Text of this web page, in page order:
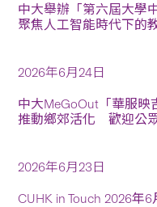
中大舉辦「第六屆大學
聚焦人工智能時代下的
2026年6月24日
中大MeGoOut「華服映
推動鄉郊活化 歡迎公
2026年6月23日
CUHK in Touch 2026年